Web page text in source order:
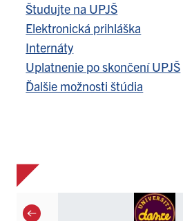
Študujte na UPJŠ
Elektronická prihláška
Internáty
Uplatnenie po skončení UPJŠ
Ďalšie možnosti štúdia